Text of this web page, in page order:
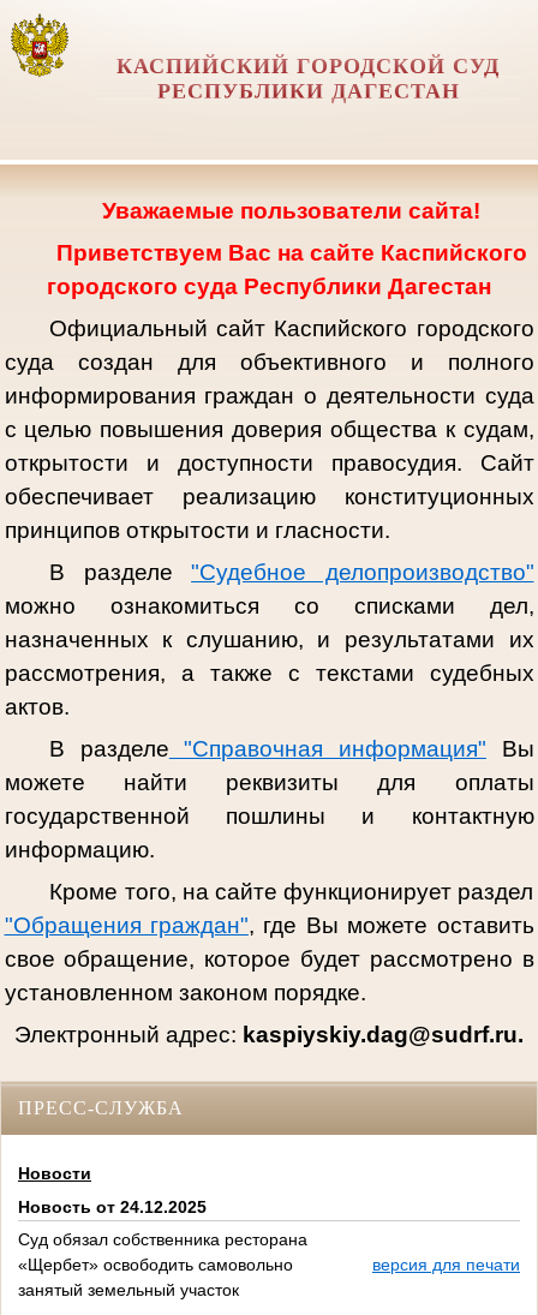
КАСПИЙСКИЙ ГОРОДСКОЙ СУД
РЕСПУБЛИКИ ДАГЕСТАН
Уважаемые пользователи сайта!
Приветствуем Вас на сайте Каспийского
городского суда Республики Дагестан
Официальный сайт Каспийского городского
суда создан для объективного и полного
информирования граждан о деятельности суда
с целью повышения доверия общества к судам,
открытости и доступности правосудия. Сайт
обеспечивает реализацию конституционных
принципов открытости и гласности.
В разделе"Судебное делопроизводство"
можно ознакомиться со списками дел,
назначенных к слушанию, и результатами их
рассмотрения, а также с текстами судебных
актов.
В разделе "Справочная информация" Вы
можете найти реквизиты для оплаты
государственной пошлины и контактную
информацию.
Кроме того, на сайте функционирует раздел
"Обращения граждан", где Вы можете оставить
свое обращение, которое будет рассмотрено в
установленном законом порядке.
Электронный адрес: kaspiyskiy.dag@sudrf.ru.
ПРЕСС-СЛУЖБА
Новости
Новость от 24.12.2025
Суд обязал собственника ресторана
«Щербет» освободить самовольно
занятый земельный участок
версия для печати